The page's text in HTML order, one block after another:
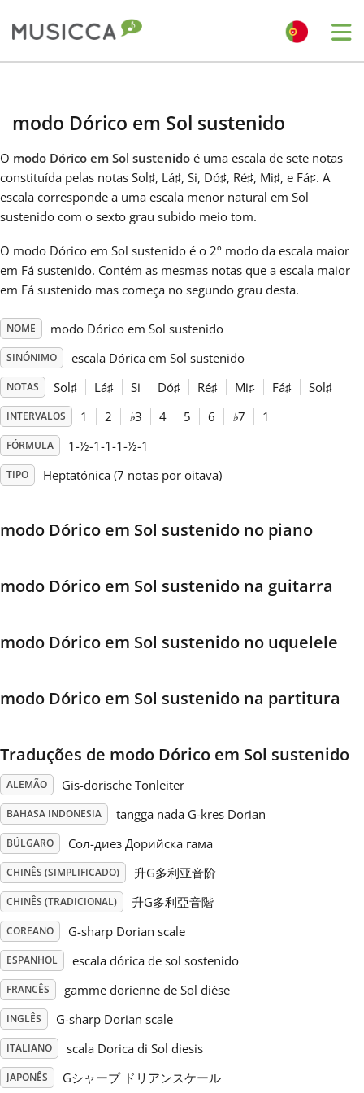
Dansk
English
Français
한국어
Português
Русский
Svenska
Tiếng Việt
Türkçe
Українська
简体中文
繁體中文
modo Dórico em Sol sustenido
O modo Dórico em Sol sustenido é uma escala de sete notas
constituída pelas notas Sol♯, Lá♯, Si, Dó♯, Ré♯, Mi♯, e Fá♯. A
escala corresponde a uma escala menor natural em Sol
sustenido com o sexto grau subido meio tom.
O modo Dórico em Sol sustenido é o 2º modo da escala maior
em Fá sustenido. Contém as mesmas notas que a escala maior
em Fá sustenido mas começa no segundo grau desta.
NOME modo Dórico em Sol sustenido
SINÓNIMO escala Dórica em Sol sustenido
NOTAS Sol♯ Lá♯ Si Dó♯ Ré♯ Mi♯ Fá♯ Sol♯
INTERVALOS 1 2 ♭3 4 5 6 ♭7 1
FÓRMULA 1-½-1-1-1-½-1
TIPO Heptatónica (7 notas por oitava)
modo Dórico em Sol sustenido no piano
modo Dórico em Sol sustenido na guitarra
modo Dórico em Sol sustenido no uquelele
modo Dórico em Sol sustenido na partitura
Traduções de modo Dórico em Sol sustenido
ALEMÃO Gis-dorische Tonleiter
BAHASA INDONESIA tangga nada G-kres Dorian
BÚLGARO Сол-диез Дорийска гама
CHINÊS (SIMPLIFICADO) 升G多利亚音阶
CHINÊS (TRADICIONAL) 升G多利亞音階
COREANO G-sharp Dorian scale
ESPANHOL escala dórica de sol sostenido
FRANCÊS gamme dorienne de Sol dièse
INGLÊS G-sharp Dorian scale
ITALIANO scala Dorica di Sol diesis
JAPONÊS Gシャープ ドリアンスケール